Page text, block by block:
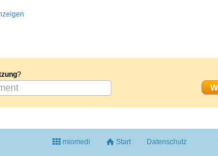
?
miomedi Start Datenschutz